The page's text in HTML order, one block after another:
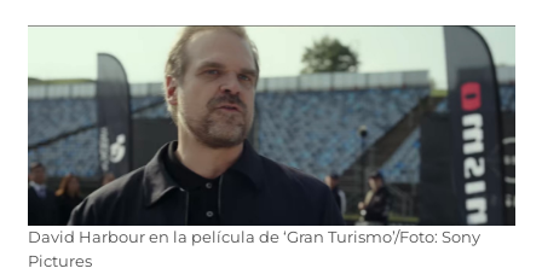
David Harbour en la película de ‘Gran Turismo’/Foto: Sony
Pictures